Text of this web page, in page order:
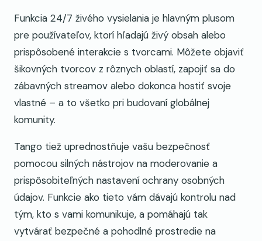
Funkcia 24/7 živého vysielania je hlavným plusom
pre používateľov, ktorí hľadajú živý obsah alebo
prispôsobené interakcie s tvorcami. Môžete objaviť
šikovných tvorcov z rôznych oblastí, zapojiť sa do
zábavných streamov alebo dokonca hostiť svoje
vlastné – a to všetko pri budovaní globálnej
komunity.
Tango tiež uprednostňuje vašu bezpečnosť
pomocou silných nástrojov na moderovanie a
prispôsobiteľných nastavení ochrany osobných
údajov. Funkcie ako tieto vám dávajú kontrolu nad
tým, kto s vami komunikuje, a pomáhajú tak
vytvárať bezpečné a pohodlné prostredie na